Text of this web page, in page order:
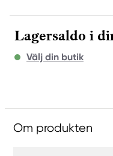
Lagersaldo i
Välj din butik
Om produkten